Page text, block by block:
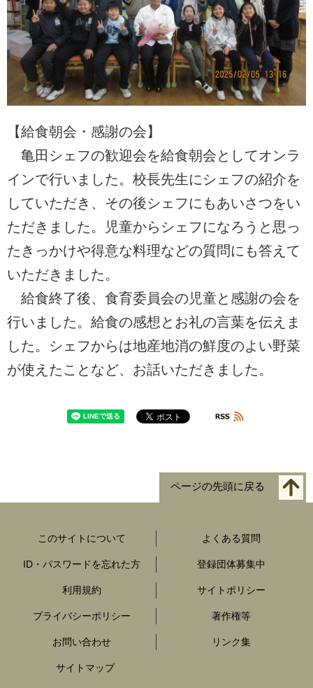
【給食朝会・感謝の会】
亀田シェフの歓迎会を給食朝会としてオンラ
インで行いました。校長先生にシェフの紹介を
していただき、その後シェフにもあいさつをい
ただきました。児童からシェフになろうと思っ
たきっかけや得意な料理などの質問にも答えて
いただきました。
給食終了後、食育委員会の児童と感謝の会を
行いました。給食の感想とお礼の言葉を伝えま
した。シェフからは地産地消の鮮度のよい野菜
が使えたことなど、お話いただきました。
ページの先頭に戻る
このサイトについて よくある質問
ID・パスワードを忘れた方 登録団体募集中
利用規約 サイトポリシー
プライバシーポリシー 著作権等
お問い合わせ リンク集
サイトマップ